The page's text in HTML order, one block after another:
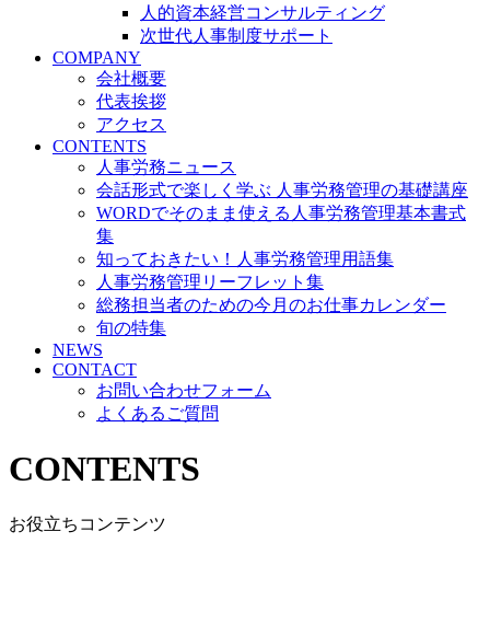
人的資本経営コンサルティング
次世代人事制度サポート
COMPANY
会社概要
代表挨拶
アクセス
CONTENTS
人事労務ニュース
会話形式で楽しく学ぶ 人事労務管理の基礎講座
WORDでそのまま使える人事労務管理基本書式
集
知っておきたい！人事労務管理用語集
人事労務管理リーフレット集
総務担当者のための今月のお仕事カレンダー
旬の特集
NEWS
CONTACT
お問い合わせフォーム
よくあるご質問
CONTENTS
お役立ちコンテンツ